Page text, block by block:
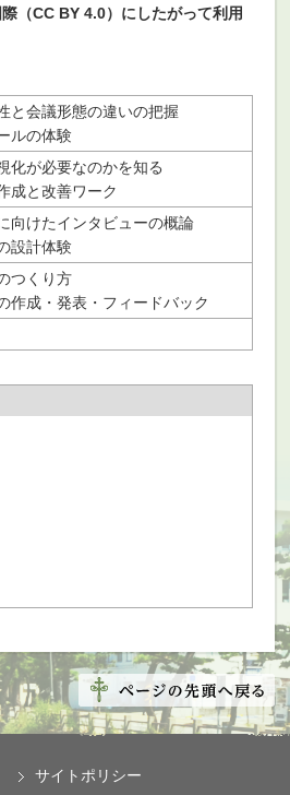
（CC BY 4.0）にしたがって利用
と会議形態の違いの把握
ルの体験
化が必要なのかを知る
成と改善ワーク
向けたインタビューの概論
設計体験
つくり方
作成・発表・フィードバック
サイトポリシー